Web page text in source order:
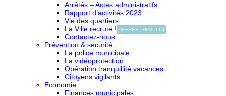
Arrêtés – Actes administratifs
Rapport d’activités 2023
Vie des quartiers
La Ville recrute ! OFFRES D'EMPLOI
Contactez-nous
Prévention & sécurité
La police municipale
La vidéoprotection
Opération tranquillité vacances
Citoyens vigilants
Economie
Finances municipales